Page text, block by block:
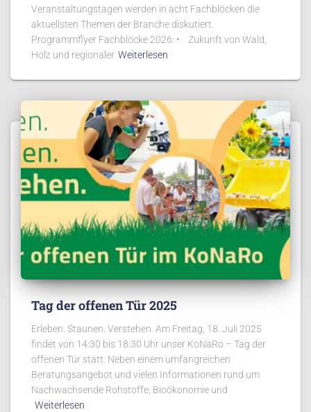
Veranstaltungstagen werden in acht Fachblöcken die
aktuellsten Themen der Branche diskutiert.
Programmflyer Fachblöcke 2026: • Zukunft von Wald,
Holz und regionaler Weiterlesen
Tag der offenen Tür 2025
Erleben. Staunen. Verstehen. Am Freitag, 18. Juli 2025
findet von 14:30 bis 18:30 Uhr unser KoNaRo – Tag der
offenen Tür statt. Neben einem umfangreichen
Beratungsangebot und vielen Informationen rund um
Nachwachsende Rohstoffe, Bioökonomie und
Weiterlesen